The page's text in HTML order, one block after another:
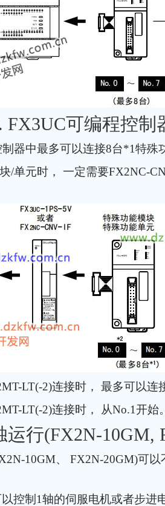
FX3UC可编程控制
器中最多可以连接8台*1特殊
/单元时， 一定需要FX2NC-
LT(-2)连接时， 最多可以连
LT(-2)连接时， 从No.1开始
运行(FX2N-10GM,
10GM、 FX2N-20GM)可
控制1轴的伺服电机或者步进